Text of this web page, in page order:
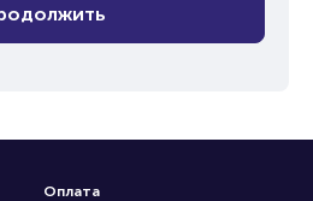
Оплата